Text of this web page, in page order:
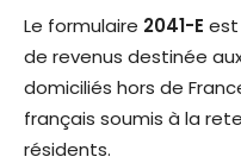
Le formulaire 2041-E est
de revenus destinée
domiciliés hors de
français soumis à la
résidents.